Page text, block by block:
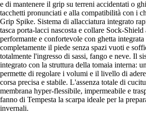
e di mantenere il grip su terreni accidentati o
tacchetti pronunciati e alla compatibilità con i
Grip Spike. Sistema di allacciatura integrato
tasca porta-lacci nascosta e collare Sock-
performante e confortevole con ghetta
completamente il piede senza spazi vuoti e
totalmente l'ingresso di sassi, fango e neve. Il
integrato con la struttura della tomaia interna:
permette di regolare i volumi e il livello di
corsa precisa e stabile. L'assenza totale di
membrana hyper-flessibile, impermeabile e
fanno di Tempesta la scarpa ideale per la
invernali.